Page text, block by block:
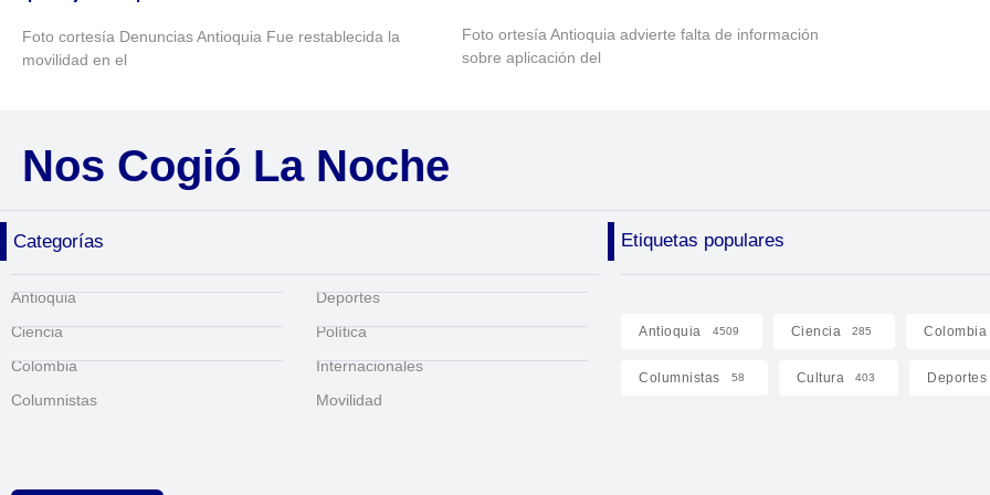
Foto cortesía Denuncias Antioquia Fue restablecida la
movilidad en el
Foto ortesía Antioquia advierte falta de información
sobre aplicación del
Nos Cogió La Noche
Categorías Etiquetas populares
Antioquia
Ciencia
Colombia
Columnistas
Deportes
Política
Internacionales
Movilidad
Antioquia 4509 Ciencia 285 Colombia
Columnistas 58 Cultura 403 Deportes